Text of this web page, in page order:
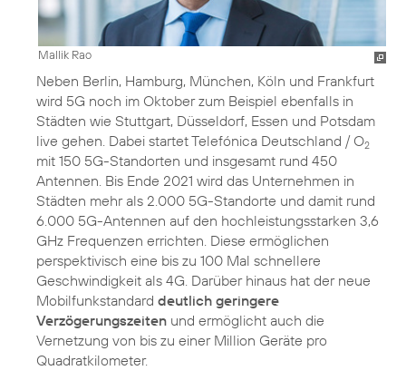
Mallik Rao
Neben Berlin, Hamburg, München, Köln und Frankfurt
wird 5G noch im Oktober zum Beispiel ebenfalls in
Städten wie Stuttgart, Düsseldorf, Essen und Potsdam
live gehen. Dabei startet Telefónica Deutschland / O2
mit 150 5G-Standorten und insgesamt rund 450
Antennen. Bis Ende 2021 wird das Unternehmen in
Städten mehr als 2.000 5G-Standorte und damit rund
6.000 5G-Antennen auf den hochleistungsstarken 3,6
GHz Frequenzen errichten. Diese ermöglichen
perspektivisch eine bis zu 100 Mal schnellere
Geschwindigkeit als 4G. Darüber hinaus hat der neue
Mobilfunkstandard deutlich geringere
Verzögerungszeiten und ermöglicht auch die
Vernetzung von bis zu einer Million Geräte pro
Quadratkilometer.